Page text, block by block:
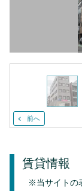
前へ
賃貸情報
※当サイトの